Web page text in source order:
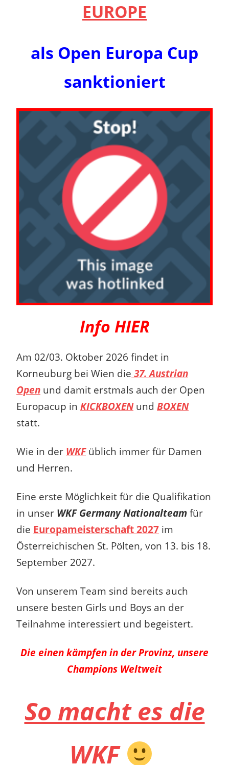
EUROPE
als Open Europa Cup
sanktioniert
Info HIER
Am 02/03. Oktober 2026 findet in
Korneuburg bei Wien die 37. Austrian
Open und damit erstmals auch der Open
Europacup in KICKBOXENund BOXEN
statt.
Wie in der WKFüblich immer für Damen
und Herren.
Eine erste Möglichkeit für die Qualifikation
in unser WKF Germany Nationalteam für
die Europameisterschaft 2027 im
Österreichischen St. Pölten, von 13. bis 18.
September 2027.
Von unserem Team sind bereits auch
unsere besten Girls und Boys an der
Teilnahme interessiert und begeistert.
Die einen kämpfen in der Provinz, unsere
Champions Weltweit
So macht es die
WKF